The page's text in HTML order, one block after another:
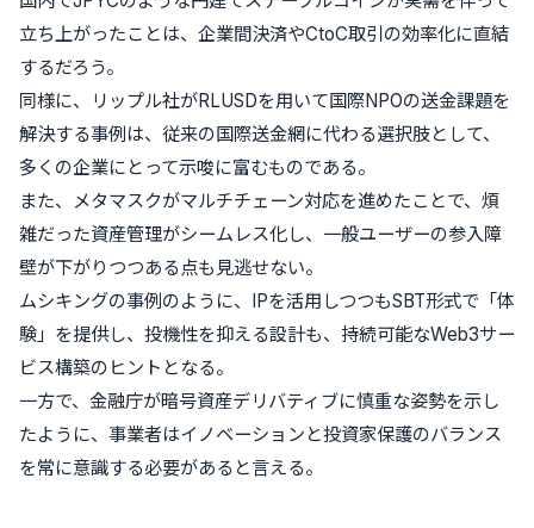
立ち上がったことは、企業間決済やCtoC取引の効率化に直結
するだろう。
同様に、リップル社がRLUSDを用いて国際NPOの送金課題を
解決する事例は、従来の国際送金網に代わる選択肢として、
多くの企業にとって示唆に富むものである。
また、メタマスクがマルチチェーン対応を進めたことで、煩
雑だった資産管理がシームレス化し、一般ユーザーの参入障
壁が下がりつつある点も見逃せない。
ムシキングの事例のように、IPを活用しつつもSBT形式で「体
験」を提供し、投機性を抑える設計も、持続可能なWeb3サー
ビス構築のヒントとなる。
一方で、金融庁が暗号資産デリバティブに慎重な姿勢を示し
たように、事業者はイノベーションと投資家保護のバランス
を常に意識する必要があると言える。